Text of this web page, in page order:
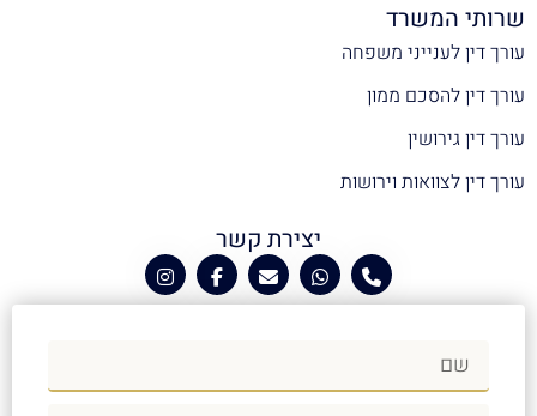
שרותי המשרד
עורך דין לענייני משפחה
עורך דין להסכם ממון
עורך דין גירושין
עורך דין לצוואות וירושות
יצירת קשר